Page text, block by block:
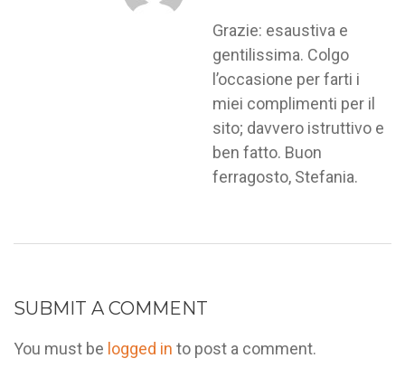
Grazie: esaustiva e
gentilissima. Colgo
l’occasione per farti i
miei complimenti per il
sito; davvero istruttivo e
ben fatto. Buon
ferragosto, Stefania.
SUBMIT A COMMENT
You must be logged in to post a comment.